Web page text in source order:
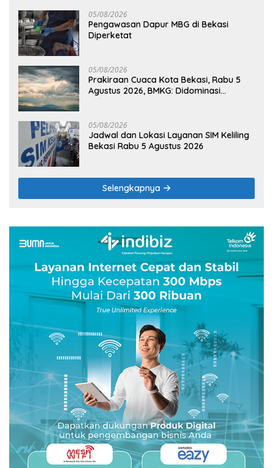
05/08/2026
Pengawasan Dapur MBG di Bekasi
Diperketat
05/08/2026
Prakiraan Cuaca Kota Bekasi, Rabu 5
Agustus 2026, BMKG: Didominasi
05/08/2026
Jadwal dan Lokasi Layanan SIM Keliling
Bekasi Rabu 5 Agustus 2026
Selengkapnya